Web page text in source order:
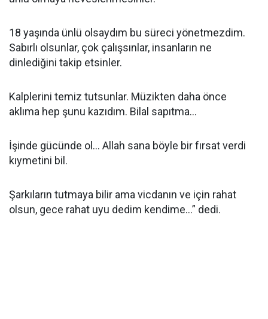
18 yaşında ünlü olsaydım bu süreci yönetmezdim.
Sabırlı olsunlar, çok çalışsınlar, insanların ne
dinlediğini takip etsinler.
Kalplerini temiz tutsunlar. Müzikten daha önce
aklıma hep şunu kazıdım. Bilal sapıtma...
İşinde gücünde ol... Allah sana böyle bir fırsat verdi
kıymetini bil.
Şarkıların tutmaya bilir ama vicdanın ve için rahat
olsun, gece rahat uyu dedim kendime...” dedi.